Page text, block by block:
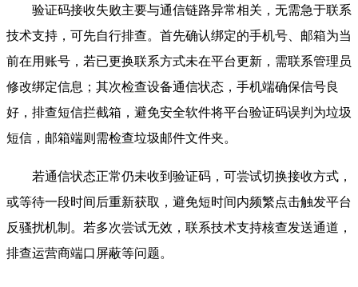
验证码接收失败主要与通信链路异常相关，无需急于联系
技术支持，可先自行排查。首先确认绑定的手机号、邮箱为当
前在用账号，若已更换联系方式未在平台更新，需联系管理员
修改绑定信息；其次检查设备通信状态，手机端确保信号良
好，排查短信拦截箱，避免安全软件将平台验证码误判为垃圾
短信，邮箱端则需检查垃圾邮件文件夹。
若通信状态正常仍未收到验证码，可尝试切换接收方式，
或等待一段时间后重新获取，避免短时间内频繁点击触发平台
反骚扰机制。若多次尝试无效，联系技术支持核查发送通道，
排查运营商端口屏蔽等问题。